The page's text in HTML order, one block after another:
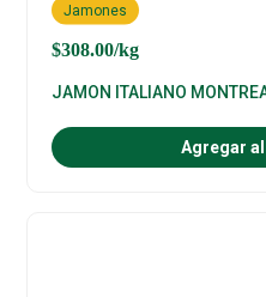
$308.00/kg
Jamones
JAMON ITALIANO
Agregar